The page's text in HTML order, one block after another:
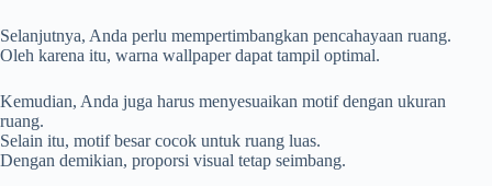
Selanjutnya, Anda perlu mempertimbangkan pencahayaan ruang.
Oleh karena itu, warna wallpaper dapat tampil optimal.
Kemudian, Anda juga harus menyesuaikan motif dengan ukuran
ruang.
Selain itu, motif besar cocok untuk ruang luas.
Dengan demikian, proporsi visual tetap seimbang.